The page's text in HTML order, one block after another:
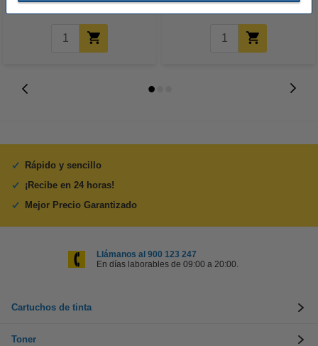
Rápido y sencillo
¡Recibe en 24 horas!
Mejor Precio Garantizado
Llámanos al 900 123 247
En días laborables de 09:00 a 20:00.
Cartuchos de tinta
Toner